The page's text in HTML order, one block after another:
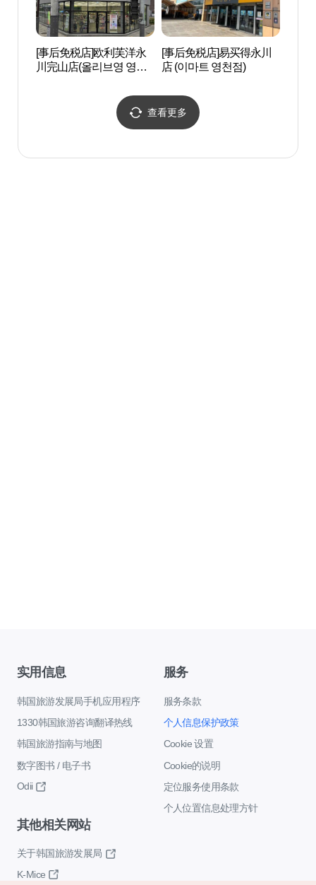
[事后免税店]欧利芙洋永
川完山店(올리브영 영천
[事后免税店]易买得永川
店 (이마트 영천점)
查看更多
实用信息
韩国旅游发展局手机应用程序
1330韩国旅游咨询翻译热线
韩国旅游指南与地图
数字图书 / 电子书
Odii
服务
服务条款
个人信息保护政策
Cookie 设置
Cookie的说明
定位服务使用条款
个人位置信息处理方针
其他相关网站
关于韩国旅游发展局
K-Mice